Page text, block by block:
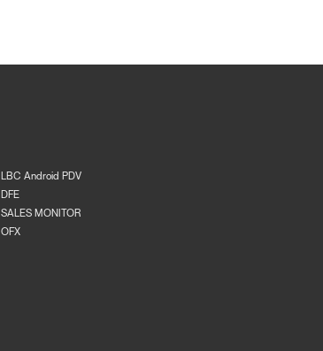
LBC Android PDV
DFE
SALES MONITOR
OFX